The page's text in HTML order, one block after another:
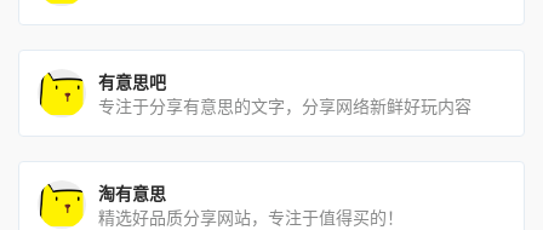
有意思吧
专注于分享有意思的文字，分享网络新鲜好玩内容
淘有意思
精选好品质分享网站，专注于值得买的！